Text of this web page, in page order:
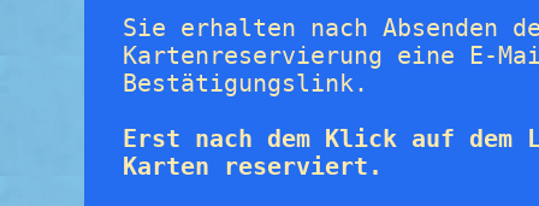
Sie erhalten nach Absenden
Kartenreservierung eine E-
Bestätigungslink.
Erst nach dem Klick auf
Karten reserviert.